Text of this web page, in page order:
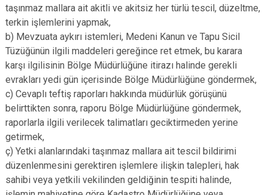
taşınmaz mallara ait akitli ve akitsiz her türlü tescil, düzeltme,
terkin işlemlerini yapmak,
b) Mevzuata aykırı istemleri, Medeni Kanun ve Tapu Sicil
Tüzüğünün ilgili maddeleri gereğince ret etmek, bu karara
karşı ilgilisinin Bölge Müdürlüğüne itirazı halinde gerekli
evrakları yedi gün içerisinde Bölge Müdürlüğüne göndermek,
c) Cevaplı teftiş raporları hakkında müdürlük görüşünü
belirttikten sonra, raporu Bölge Müdürlüğüne göndermek,
raporlarla ilgili verilecek talimatları geciktirmeden yerine
getirmek,
ç) Yetki alanlarındaki taşınmaz mallara ait tescil bildirimi
düzenlenmesini gerektiren işlemlere ilişkin talepleri, hak
sahibi veya yetkili vekilinden geldiğinin tespiti halinde,